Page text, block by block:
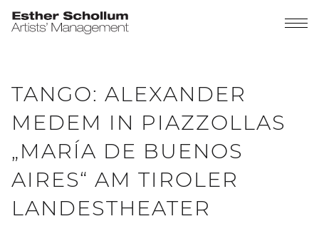
TANGO: ALEXANDER
MEDEM IN PIAZZOLLAS
„MARÍA DE BUENOS
AIRES“ AM TIROLER
LANDESTHEATER